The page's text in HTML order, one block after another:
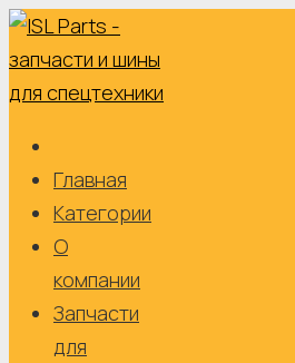
Skip
to
content
Главная
Категории
О
компании
Запчасти
для